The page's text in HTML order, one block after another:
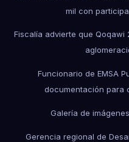
mil con
Fiscalía advierte que
Funcionario de EMSA
documentación para
Galería de
Gerencia regional de